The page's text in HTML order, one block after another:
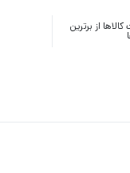
از برترین